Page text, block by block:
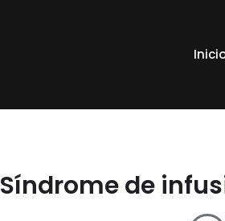
Síndrome de